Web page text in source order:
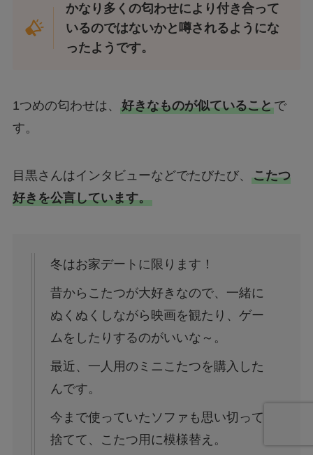
かなり多くの匂わせにより付き合って
いるのではないかと噂されるようにな
ったようです。
1つめの匂わせは、 好きなものが似ていることで
す。
目黒さんはインタビューなどでたびたび、 こたつ
好きを公言しています。
冬はお家デートに限ります！
昔からこたつが大好きなので、一緒に
ぬくぬくしながら映画を観たり、ゲー
ムをしたりするのがいいな～。
最近、一人用のミニこたつを購入した
んです。
今まで使っていたソファも思い切って
捨てて、こたつ用に模様替え。